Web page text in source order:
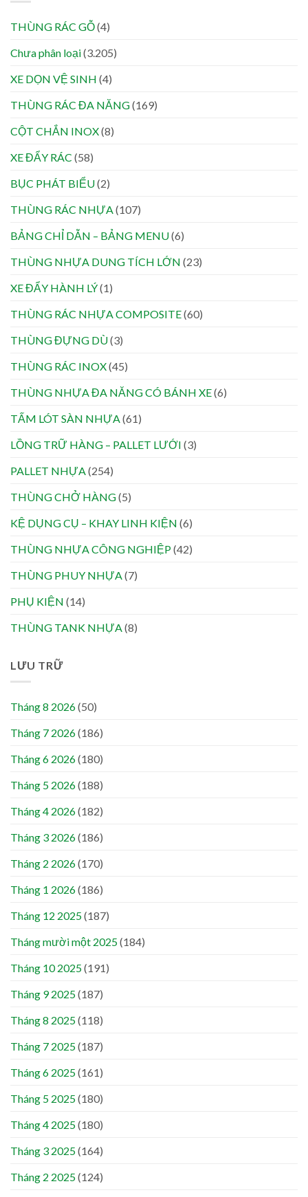
THÙNG RÁC GỖ(4)
Chưa phân loại(3.205)
XE DỌN VỆ SINH (4)
THÙNG RÁC ĐA NĂNG(169)
CỘT CHẮN INOX(8)
XE ĐẨY RÁC (58)
BỤC PHÁT BIỂU(2)
THÙNG RÁC NHỰA (107)
BẢNG CHỈ DẪN – BẢNG MENU(6)
THÙNG NHỰA DUNG TÍCH LỚN (23)
XE ĐẨY HÀNH LÝ(1)
THÙNG RÁC NHỰA COMPOSITE(60)
THÙNG ĐỰNG DÙ(3)
THÙNG RÁC INOX(45)
THÙNG NHỰA ĐA NĂNG CÓ BÁNH XE(6)
TẤM LÓT SÀN NHỰA (61)
LỒNG TRỮ HÀNG – PALLET LƯỚI (3)
PALLET NHỰA (254)
THÙNG CHỞ HÀNG(5)
KỆ DỤNG CỤ – KHAY LINH KIỆN (6)
THÙNG NHỰA CÔNG NGHIỆP(42)
THÙNG PHUY NHỰA (7)
PHỤ KIỆN (14)
THÙNG TANK NHỰA (8)
LƯU TRỮ
Tháng 8 2026(50)
Tháng 7 2026(186)
Tháng 6 2026(180)
Tháng 5 2026(188)
Tháng 4 2026(182)
Tháng 3 2026(186)
Tháng 2 2026(170)
Tháng 1 2026(186)
Tháng 12 2025(187)
Tháng mười một 2025(184)
Tháng 10 2025(191)
Tháng 9 2025(187)
Tháng 8 2025(118)
Tháng 7 2025(187)
Tháng 6 2025(161)
Tháng 5 2025(180)
Tháng 4 2025(180)
Tháng 3 2025(164)
Tháng 2 2025(124)